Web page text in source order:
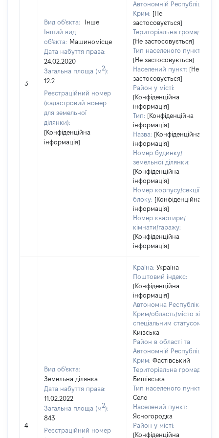
3
Вид об'єкта:
Інше
Інший вид
об'єкта: Машиномісце
Дата набуття права:
24.02.2020
Загальна площа (м2):
12.2
Реєстраційний номер
(кадастровий номер
для земельної
ділянки):
[Конфіденційна
інформація]
Автономній Республіці
Крим: [Не
застосовується]
Територіальна громада:
[Не застосовується]
Тип населеного пункту:
[Не застосовується]
Населений пункт: [Не
застосовується]
Район у місті:
[Конфіденційна
інформація]
Тип: [Конфіденційна
інформація]
Назва: [Конфіденційна
інформація]
Номер будинку/
земельної ділянки:
[Конфіденційна
інформація]
Номер корпусу/секції/
блоку: [Конфіденційна
інформація]
Номер квартири/
кімнати/гаражу:
[Конфіденційна
інформація]
4
Вид об'єкта:
Земельна ділянка
Дата набуття права:
11.02.2022
Загальна площа (м2):
843
Реєстраційний номер
Країна: Україна
Поштовий індекс:
[Конфіденційна
інформація]
Автономна Республіка
Крим/область/місто зі
спеціальним статусом:
Київська
Район в області та
Автономній Республіці
Крим: Фастівський
Територіальна громада:
Бишівська
Тип населеного пункту:
Село
Населений пункт:
Ясногородка
Район у місті:
[Конфіденційна